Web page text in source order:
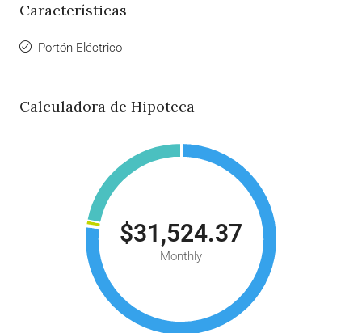
Características
Portón Eléctrico
Calculadora de Hipoteca
$31,524.37
Monthly